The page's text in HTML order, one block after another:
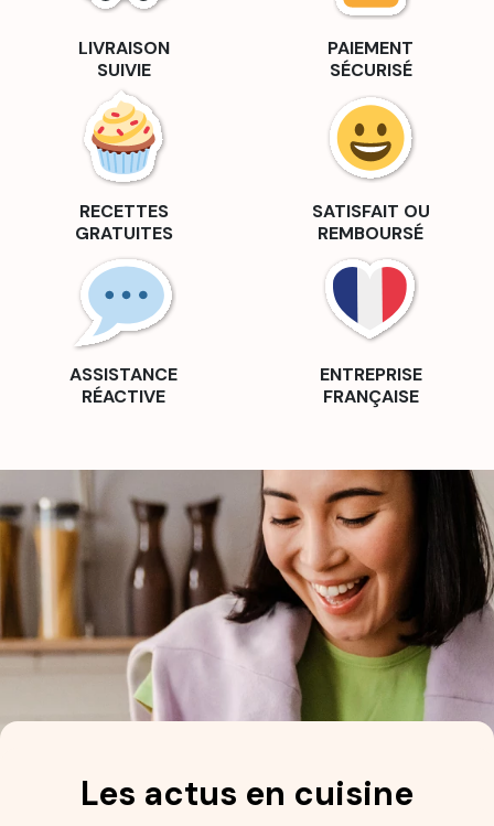
LIVRAISON
SUIVIE
PAIEMENT
SÉCURISÉ
RECETTES
GRATUITES
SATISFAIT OU
REMBOURSÉ
ASSISTANCE
RÉACTIVE
ENTREPRISE
FRANÇAISE
Les actus en cuisine